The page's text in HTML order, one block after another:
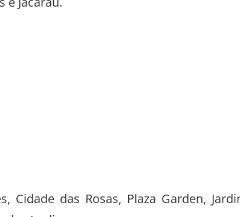
e Jacaraú.
Cidade das Rosas, Plaza Garden,